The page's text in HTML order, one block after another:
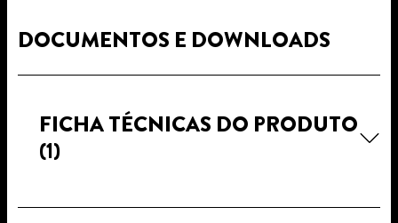
DOCUMENTOS E DOWNLOADS
FICHA TÉCNICAS DO PRODUTO
(1)